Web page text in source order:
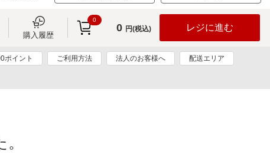
購入履歴
0
0 円(税込) レジに進む
ポイント ご利用方法 法人のお客様へ 配送エリア